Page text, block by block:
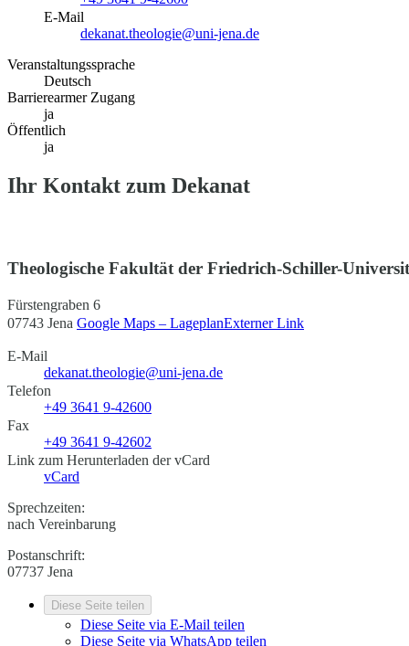
E-Mail
dekanat.theologie@uni-jena.de
Veranstaltungssprache
Deutsch
Barrierearmer Zugang
ja
Öffentlich
ja
Ihr Kontakt zum Dekanat
Theologische Fakultät der Friedrich-Schiller-
Fürstengraben 6
07743 Jena Google Maps – LageplanExterner Link
E-Mail
dekanat.theologie@uni-jena.de
Telefon
+49 3641 9-42600
Fax
+49 3641 9-42602
Link zum Herunterladen der vCard
vCard
Sprechzeiten:
nach Vereinbarung
Postanschrift:
07737 Jena
Diese Seite teilen
Diese Seite via E-Mail teilen
Diese Seite via WhatsApp teilen